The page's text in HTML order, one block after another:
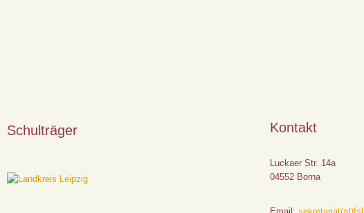
Schulträger Kontakt
Luckaer Str. 14a
04552 Borna